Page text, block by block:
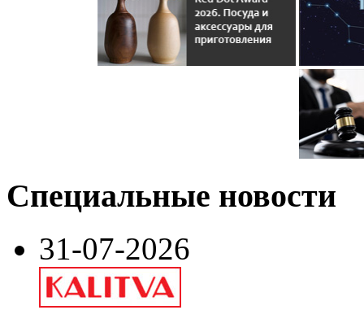
Специальные новости
31-07-2026